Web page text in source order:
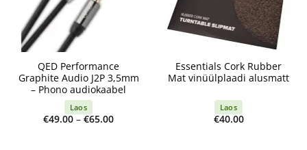
QED Performance
Graphite Audio J2P 3,5mm
– Phono audiokaabel
Laos
€49.00 – €65.00Price
Essentials Cork Rubber
Mat vinüülplaadi alusmatt
Laos
€40.00